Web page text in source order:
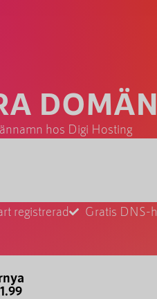
hos Digi Hosting
registrerad Gratis DNS-